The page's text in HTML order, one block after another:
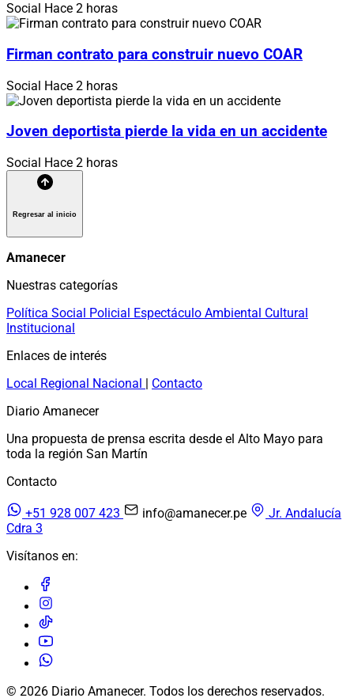
Social Hace 2 horas
Firman contrato para construir nuevo COAR
Social Hace 2 horas
Joven deportista pierde la vida en un accidente
Social Hace 2 horas
Regresar al inicio
Amanecer
Nuestras categorías
Política Social Policial Espectáculo Ambiental Cultural
Institucional
Enlaces de interés
Local Regional Nacional | Contacto
Diario Amanecer
Una propuesta de prensa escrita desde el Alto Mayo para
toda la región San Martín
Contacto
+51 928 007 423 info@amanecer.pe
Jr. Andalucía
Cdra 3
Visítanos en:
© 2026 Diario Amanecer. Todos los derechos reservados.